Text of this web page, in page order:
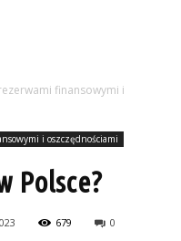
finansowymi i
i oszczędnościami
Polsce?
679 0